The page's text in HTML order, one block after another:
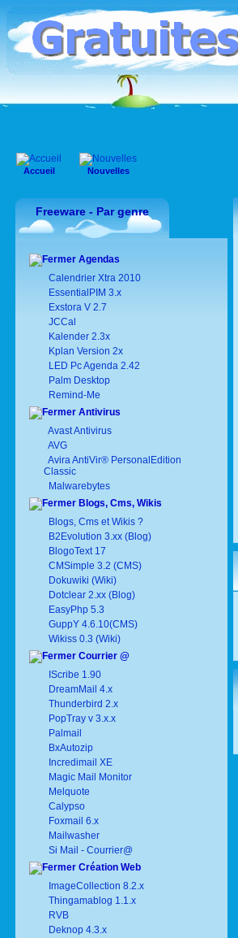
Accueil Nouvelles
Freeware - Par genre
Agendas
Calendrier Xtra 2010
EssentialPIM 3.x
Exstora V 2.7
JCCal
Kalender 2.3x
Kplan Version 2x
LED Pc Agenda 2.42
Palm Desktop
Remind-Me
Antivirus
Avast Antivirus
AVG
Avira AntiVir® PersonalEdition
Classic
Malwarebytes
Blogs, Cms, Wikis
Blogs, Cms et Wikis ?
B2Evolution 3.xx (Blog)
BlogoText 17
CMSimple 3.2 (CMS)
Dokuwiki (Wiki)
Dotclear 2.xx (Blog)
EasyPhp 5.3
GuppY 4.6.10(CMS)
Wikiss 0.3 (Wiki)
Courrier @
IScribe 1.90
DreamMail 4.x
Thunderbird 2.x
PopTray v 3.x.x
Palmail
BxAutozip
Incredimail XE
Magic Mail Monitor
Melquote
Calypso
Foxmail 6.x
Mailwasher
Si Mail - Courrier@
Création Web
ImageCollection 8.2.x
Thingamablog 1.1.x
RVB
Deknop 4.3.x